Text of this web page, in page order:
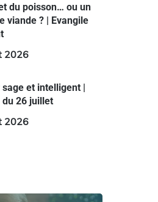
du poisson… ou un
viande ? | Evangile
2026
et intelligent |
du 26 juillet
2026